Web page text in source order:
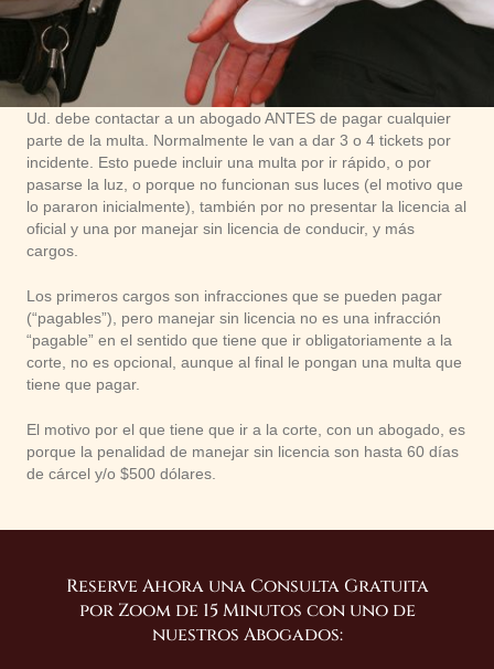
Ud. debe contactar a un abogado ANTES de pagar cualquier
parte de la multa. Normalmente le van a dar 3 o 4 tickets por
incidente. Esto puede incluir una multa por ir rápido, o por
pasarse la luz, o porque no funcionan sus luces (el motivo que
lo pararon inicialmente), también por no presentar la licencia al
oficial y una por manejar sin licencia de conducir, y más
cargos.
Los primeros cargos son infracciones que se pueden pagar
(“pagables”), pero manejar sin licencia no es una infracción
“pagable” en el sentido que tiene que ir obligatoriamente a la
corte, no es opcional, aunque al final le pongan una multa que
tiene que pagar.
El motivo por el que tiene que ir a la corte, con un abogado, es
porque la penalidad de manejar sin licencia son hasta 60 días
de cárcel y/o $500 dólares.
Reserve Ahora una Consulta Gratuita
por Zoom de 15 Minutos con uno de
nuestros Abogados: